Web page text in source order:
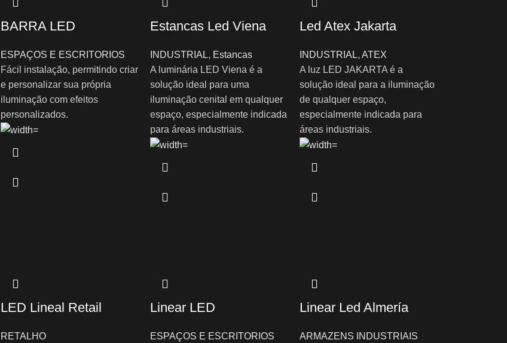
BARRA LED
ESPAÇOS E ESCRITORIOS
Fácil instalação, permitindo criar
e personalizar sua própria
iluminação com efeitos
personalizados.
Estancas Led Viena
INDUSTRIAL, Estancas
A luminária LED Viena é a
solução ideal para uma
iluminação cenital em qualquer
espaço, especialmente indicada
para áreas industriais.
Led Atex Jakarta
INDUSTRIAL, ATEX
A luz LED JAKARTA é a
solução ideal para a iluminação
de qualquer espaço,
especialmente indicada para
áreas industriais.
LED Lineal Retail
RETALHO
Linear LED
ESPAÇOS E ESCRITORIOS
Linear Led Almería
ARMAZENS INDUSTRIAIS